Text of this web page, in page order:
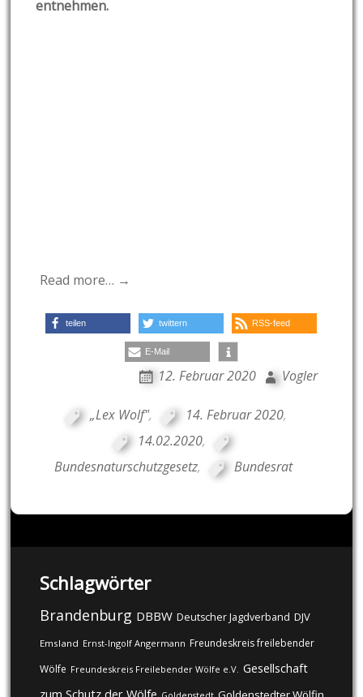
entnehmen.
Read more… →
teilen twittern RSS-feed
E-Mail
12. Februar 2020 Vogler
„Lex Wolf", 14. Februar 2020,
14.02.2020,
Bundesnaturschutzgesetz, Bundesrat
Schlagwörter
Brandenburg DBBW Deutscher Jagdverband DJV
Emsland Ernst-Ingolf Angermann Freundeskreis freilebender
Wölfe Freundeskreis Freilebender Wölfe e.V. Gesellschaft